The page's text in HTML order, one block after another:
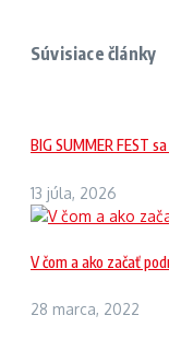
Súvisiace články
BIG SUMMER FEST
13 júla, 2026
V čom a ako začať
28 marca, 2022